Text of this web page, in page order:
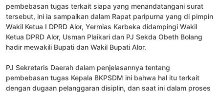
pembebasan tugas terkait siapa yang menandatangani surat
tersebut, ini ia sampaikan dalam Rapat paripurna yang di pimpin
Wakil Ketua I DPRD Alor, Yermias Karbeka didampingi Wakil
Ketua DPRD Alor, Usman Plaikari dan PJ Sekda Obeth Bolang
hadir mewakili Bupati dan Wakil Bupati Alor.
PJ Sekretaris Daerah dalam penjelasannya tentang
pembebasan tugas Kepala BKPSDM ini bahwa hal itu terkait
dengan dugaan pelanggaran disiplin, dan saat ini dalam proses